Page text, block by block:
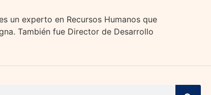
un experto en Recursos Humanos que
También fue Director de Desarrollo